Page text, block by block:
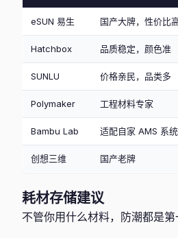
eSUN 易生 国产大牌，性价比
Hatchbox 品质稳定，颜色准
SUNLU 价格亲民，品类多
Polymaker 工程材料专家
Bambu Lab 适配自家 AMS 系统
创想三维 国产老牌
耗材存储建议
不管你用什么材料，防潮都是第